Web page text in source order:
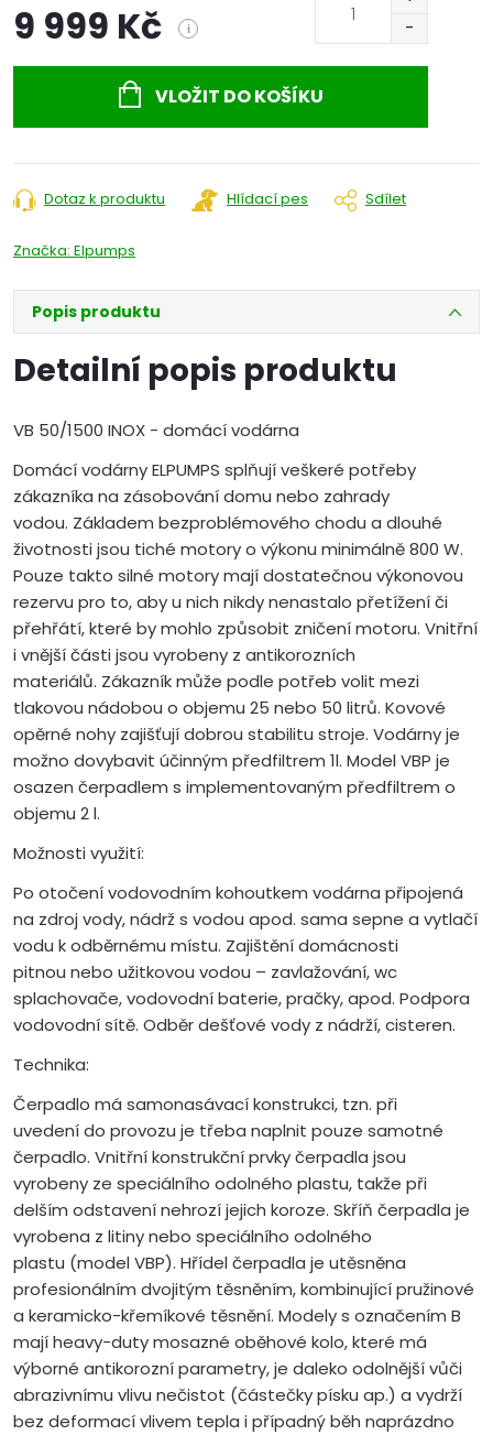
9 999 Kč i
VLOŽIT DO KOŠÍKU
Dotaz k produktu Hlídací pes Sdílet
Značka: Elpumps
Popis produktu
Detailní popis produktu
VB 50/1500 INOX - domácí vodárna
Domácí vodárny ELPUMPS splňují veškeré potřeby
zákazníka na zásobování domu nebo zahrady
vodou. Základem bezproblémového chodu a dlouhé
životnosti jsou tiché motory o výkonu minimálně 800 W.
Pouze takto silné motory mají dostatečnou výkonovou
rezervu pro to, aby u nich nikdy nenastalo přetížení či
přehřátí, které by mohlo způsobit zničení motoru. Vnitřní
i vnější části jsou vyrobeny z antikorozních
materiálů. Zákazník může podle potřeb volit mezi
tlakovou nádobou o objemu 25 nebo 50 litrů. Kovové
opěrné nohy zajišťují dobrou stabilitu stroje. Vodárny je
možno dovybavit účinným předfiltrem 1l. Model VBP je
osazen čerpadlem s implementovaným předfiltrem o
objemu 2 l.
Možnosti využití:
Po otočení vodovodním kohoutkem vodárna připojená
na zdroj vody, nádrž s vodou apod. sama sepne a vytlačí
vodu k odběrnému místu. Zajištění domácnosti
pitnou nebo užitkovou vodou – zavlažování, wc
splachovače, vodovodní baterie, pračky, apod. Podpora
vodovodní sítě. Odběr dešťové vody z nádrží, cisteren.
Technika:
Čerpadlo má samonasávací konstrukci, tzn. při
uvedení do provozu je třeba naplnit pouze samotné
čerpadlo. Vnitřní konstrukční prvky čerpadla jsou
vyrobeny ze speciálního odolného plastu, takže při
delším odstavení nehrozí jejich koroze. Skříň čerpadla je
vyrobena z litiny nebo speciálního odolného
plastu (model VBP). Hřídel čerpadla je utěsněna
profesionálním dvojitým těsněním, kombinující pružinové
a keramicko-křemíkové těsnění. Modely s označením B
mají heavy-duty mosazné oběhové kolo, které má
výborné antikorozní parametry, je daleko odolnější vůči
abrazivnímu vlivu nečistot (částečky písku ap.) a vydrží
bez deformací vlivem tepla i případný běh naprázdno